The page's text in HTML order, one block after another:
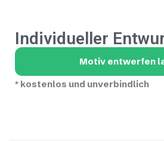
Individueller
Motiv entwerfen
* kostenlos und unverbindlich